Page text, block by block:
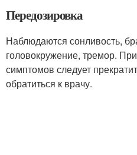
Передозировка
Наблюдаются сонливость,
головокружение, тремор.
симптомов следует
обратиться к врачу.